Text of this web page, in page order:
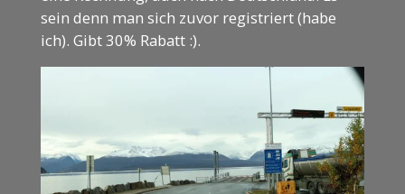
sein denn man sich zuvor registriert (habe
ich). Gibt 30% Rabatt :).